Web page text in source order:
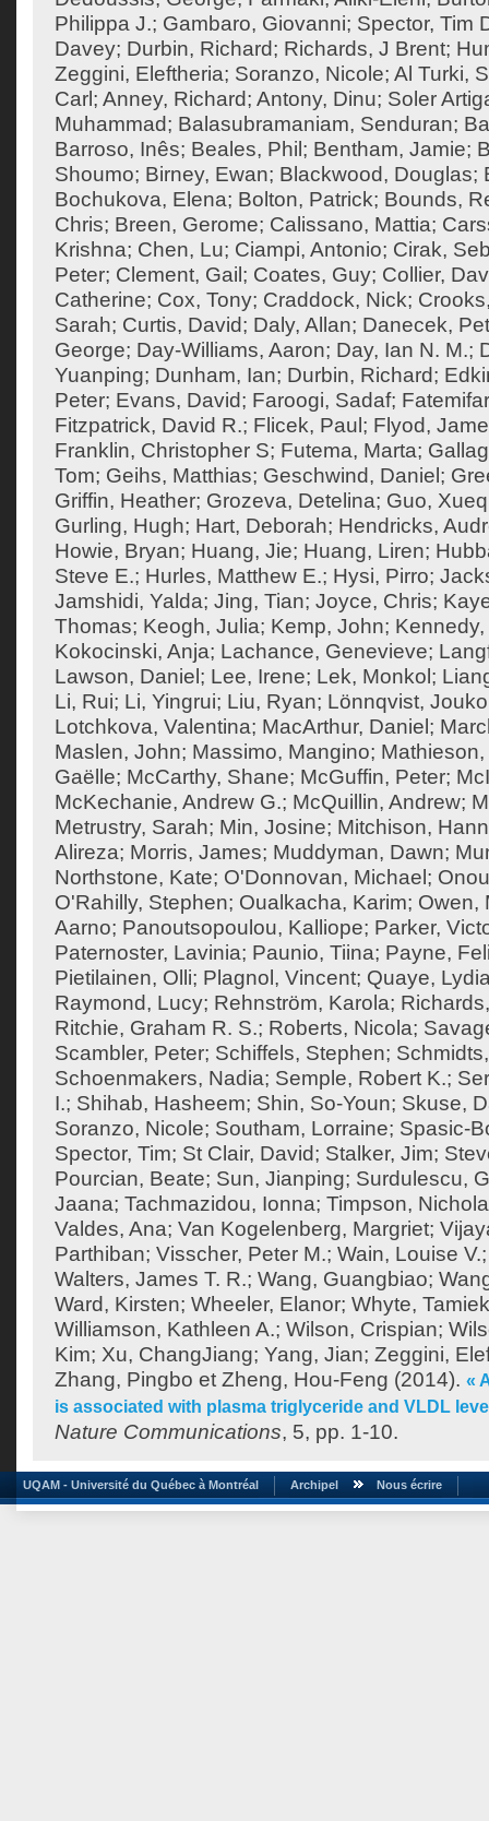
Philippa J.; Gambaro, Giovanni; Spector, Tim
Davey; Durbin, Richard; Richards, J Brent;
Zeggini, Eleftheria; Soranzo, Nicole; Al Turki,
Carl ; Anney, Richard; Antony, Dinu; Soler
Muhammad; Balasubramaniam, Senduran;
Barroso, Inês; Beales, Phil ; Bentham, Jamie;
Shoumo; Birney, Ewan; Blackwood, Douglas;
Bochukova, Elena; Bolton, Patrick; Bounds,
Chris; Breen, Gerome; Calissano, Mattia;
Krishna; Chen, Lu; Ciampi, Antonio; Cirak,
Peter; Clement, Gail ; Coates, Guy; Collier,
Catherine; Cox, Tony; Craddock, Nick;
Sarah; Curtis, David; Daly, Allan; Danecek,
George; Day-Williams, Aaron; Day, Ian N. M.;
Yuanping; Dunham, Ian; Durbin, Richard;
Peter; Evans, David; Faroogi, Sadaf;
Fitzpatrick, David R.; Flicek, Paul ; Flyod,
Franklin, Christopher S; Futema, Marta;
Tom; Geihs, Matthias; Geschwind, Daniel ;
Griffin, Heather; Grozeva, Detelina; Guo,
Gurling, Hugh; Hart, Deborah; Hendricks,
Howie, Bryan; Huang, Jie; Huang, Liren;
Steve E.; Hurles, Matthew E.; Hysi, Pirro;
Jamshidi, Yalda; Jing, Tian; Joyce, Chris;
Thomas; Keogh, Julia; Kemp, John;
Kokocinski, Anja; Lachance, Genevieve;
Lawson, Daniel ; Lee, Irene; Lek, Monkol ;
Li, Rui; Li, Yingrui; Liu, Ryan; Lönnqvist, Jouko
Lotchkova, Valentina; MacArthur, Daniel ;
Maslen, John; Massimo, Mangino; Mathieson,
Gaëlle; McCarthy, Shane; McGuffin, Peter;
McKechanie, Andrew G.; McQuillin, Andrew;
Metrustry, Sarah; Min, Josine; Mitchison,
Alireza; Morris, James; Muddyman, Dawn;
Northstone, Kate; O'Donnovan, Michael ;
O'Rahilly, Stephen; Oualkacha, Karim; Owen,
Aarno; Panoutsopoulou, Kalliope; Parker,
Paternoster, Lavinia; Paunio, Tiina; Payne,
Pietilainen, Olli; Plagnol, Vincent; Quaye,
Raymond, Lucy; Rehnström, Karola;
Ritchie, Graham R. S.; Roberts, Nicola;
Scambler, Peter; Schiffels, Stephen;
Schoenmakers, Nadia; Semple, Robert K.;
I.; Shihab, Hasheem; Shin, So-Youn; Skuse,
Soranzo, Nicole; Southam, Lorraine; Spasic-
Spector, Tim; St Clair, David; Stalker, Jim;
Pourcian, Beate; Sun, Jianping; Surdulescu,
Jaana; Tachmazidou, Ionna; Timpson,
Valdes, Ana; Van Kogelenberg, Margriet;
Parthiban; Visscher, Peter M.; Wain, Louise V.
Walters, James T. R.; Wang, Guangbiao;
Ward, Kirsten; Wheeler, Elanor; Whyte,
Williamson, Kathleen A.; Wilson, Crispian;
Kim; Xu, ChangJiang; Yang, Jian; Zeggini,
Zhang, Pingbo et Zheng, Hou-Feng (2014). «
is associated with plasma triglyceride and VLDL
Nature Communications, 5, pp. 1-10.
UQAM - Université du Québec à Montréal Archipel Nous écrire